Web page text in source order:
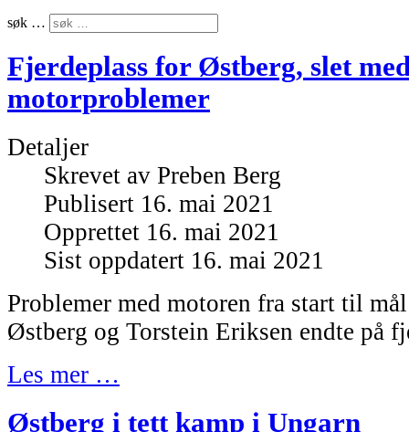
søk …
Fjerdeplass for Østberg, slet
motorproblemer
Detaljer
Skrevet av Preben Berg
Publisert 16. mai 2021
Opprettet 16. mai 2021
Sist oppdatert 16. mai 2021
Problemer med motoren fra start til
Østberg og Torstein Eriksen endte på
Les mer …
Østberg i tett kamp i Ungarn